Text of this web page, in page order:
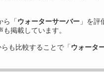
ら「ウォーターサーバー 」を評
掲載しています。
も比較することで「ウォータ